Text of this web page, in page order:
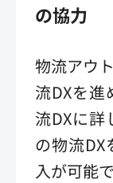
の協力
物流アウ
流DXを
流DXに
の物流
入が可能で